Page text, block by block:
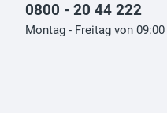
0800 - 20 44 222
Montag - Freitag von 09:00